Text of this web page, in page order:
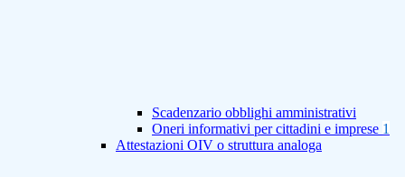
Scadenzario obblighi amministrativi
Oneri informativi per cittadini e imprese 1
Attestazioni OIV o struttura analoga